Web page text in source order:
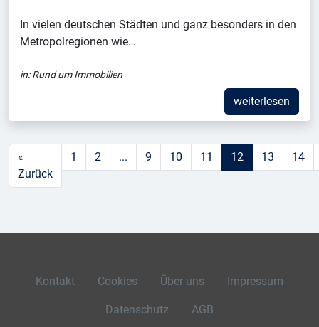
In vielen deutschen Städten und ganz besonders in den
Metropolregionen wie…
in:Rund um Immobilien
weiterlesen
«
Zurück
1 2 ... 9 10 11 12 13 14
Kontakt Cookies Über uns Impressum
Datenschutz AGB